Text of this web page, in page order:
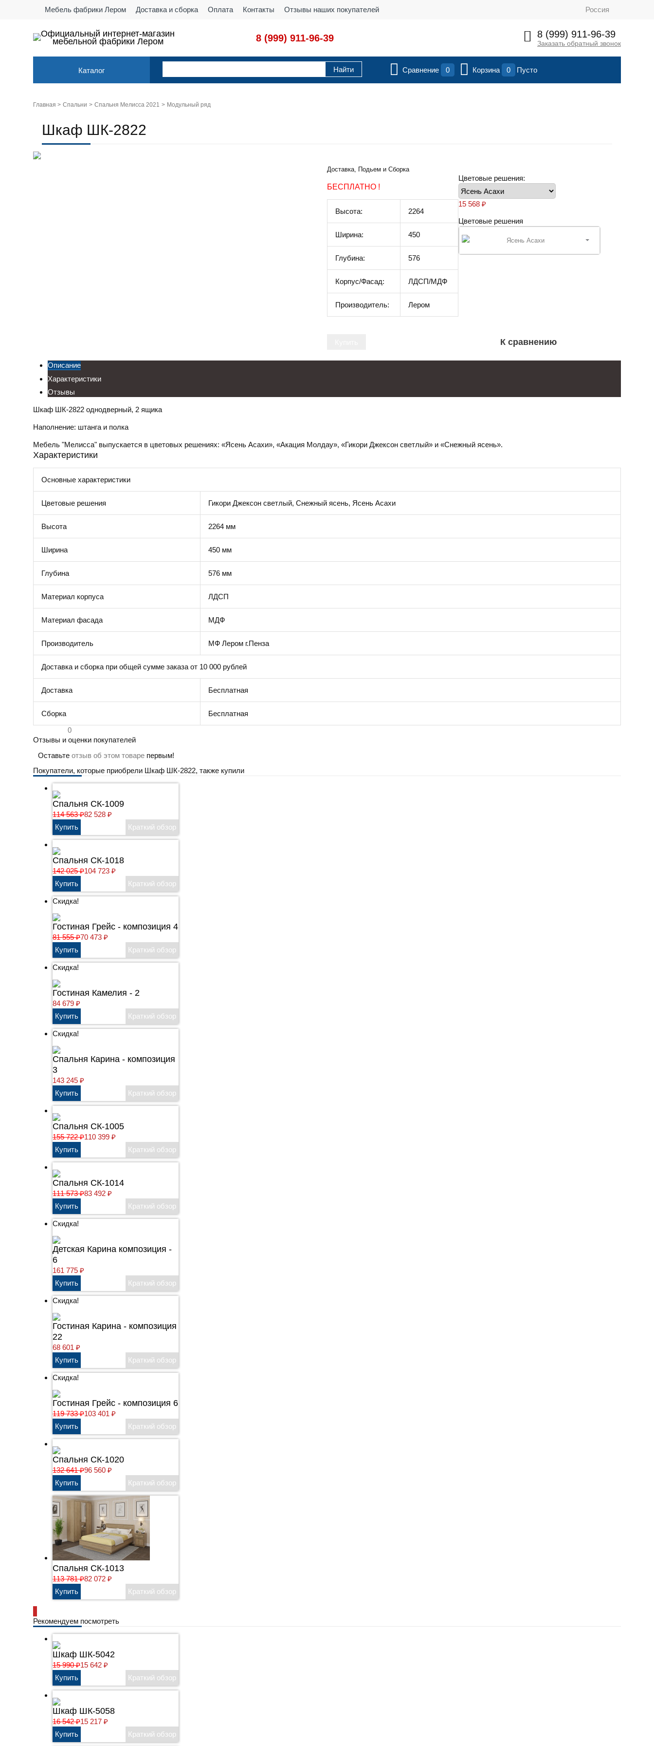
Мебель фабрики Лером Доставка и сборка Оплата Контакты Отзывы наших покупателей Россия
Официальный интернет-магазин
мебельной фабрики Лером
8 (999) 911-96-39 8 (999) 911-96-39
Заказать обратный звонок
Каталог Сравнение 0 Корзина 0 Пусто
Главная > Спальни Спальня Мелисса 2021 Модульный ряд
Шкаф ШК-2822
Доставка, Подьем и Сборка
БЕСПЛАТНО !
Высота: 2264
Ширина: 450
Глубина: 576
Корпус/Фасад: ЛДСП/МДФ
Производитель: Лером
Цветовые решения:
15 568 ₽
Цветовые решения
Ясень Асахи
К сравнению
Описание
Характеристики
Отзывы
Шкаф ШК-2822 однодверный, 2 ящика
Наполнение: штанга и полка
Мебель "Мелисса" выпускается в цветовых решениях: «Ясень Асахи», «Акация Молдау», «Гикори Джексон светлый» и «Снежный ясень».
Характеристики
Основные характеристики
Цветовые решения Гикори Джексон светлый, Снежный ясень, Ясень Асахи
Высота 2264 мм
Ширина 450 мм
Глубина 576 мм
Материал корпуса ЛДСП
Материал фасада МДФ
Производитель МФ Лером г.Пенза
Доставка и сборка при общей сумме заказа от 10 000 рублей
Доставка Бесплатная
Сборка
Бесплатная
0
Отзывы и оценки покупателей
Оставьте отзыв об этом товаре первым!
Покупатели, которые приобрели Шкаф ШК-2822, также купили
Спальня СК-1009
114 563₽82 528 ₽
Спальня СК-1018
142 025₽104 723 ₽
Скидка!
Гостиная Грейс - композиция 4
81 555₽70 473 ₽
Скидка!
Гостиная Камелия - 2
84 679 ₽
Скидка!
Cпальня Карина - композиция
3
143 245 ₽
Спальня СК-1005
155 722₽110 399 ₽
Спальня СК-1014
111 573₽83 492 ₽
Скидка!
Детская Карина композиция -
6
161 775 ₽
Скидка!
Гостиная Карина - композиция
22
68 601 ₽
Скидка!
Гостиная Грейс - композиция 6
119 733₽103 401 ₽
Спальня СК-1020
132 641₽96 560 ₽
Спальня СК-1013
113 781₽82 072 ₽
Рекомендуем посмотреть
Шкаф ШК-5042
15 990₽15 642 ₽
Шкаф ШК-5058
16 542₽15 217 ₽